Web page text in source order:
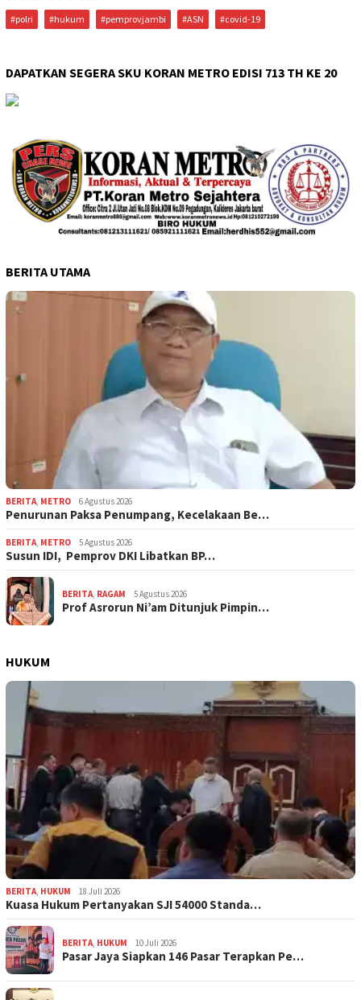
#polri #hukum #pemprovjambi #ASN #covid-19
DAPATKAN SEGERA SKU KORAN METRO EDISI 713 TH KE 20
BERITA UTAMA
BERITA, METRO 6 Agustus 2026
Penurunan Paksa Penumpang, Kecelakaan Be…
BERITA, METRO 5 Agustus 2026
Susun IDI, Pemprov DKI Libatkan BP…
BERITA, RAGAM 5 Agustus 2026
Prof Asrorun Ni’am Ditunjuk Pimpin…
HUKUM
BERITA HUKUM 18 Juli 2026
Kuasa Hukum Pertanyakan SJI 54000 Standa…
BERITA HUKUM 10 Juli 2026
Pasar Jaya Siapkan 146 Pasar Terapkan Pe…